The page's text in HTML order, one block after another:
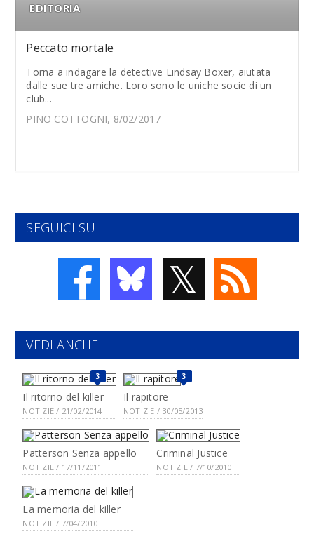
EDITORIA
Peccato mortale
Torna a indagare la detective Lindsay Boxer, aiutata
dalle sue tre amiche. Loro sono le uniche socie di un
club...
PINO COTTOGNI, 8/02/2017
SEGUICI SU
𝕏
VEDI ANCHE
3
Il ritorno del killer
NOTIZIE / 21/02/2014
3
Il rapitore
NOTIZIE / 30/05/2013
Patterson Senza appello
NOTIZIE / 17/11/2011
Criminal Justice
NOTIZIE / 7/10/2010
La memoria del killer
NOTIZIE / 7/04/2010